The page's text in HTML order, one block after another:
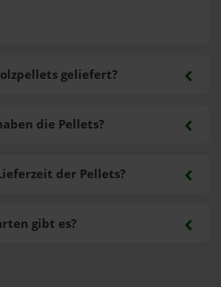
geliefert?
gibt es?
die Pellets?
der Pellets?